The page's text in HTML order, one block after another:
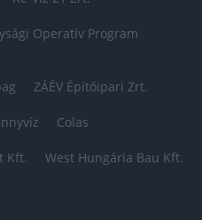
Operatív Program
ZÁÉV Építőipari Zrt.
Colas
Kft. West Hungária Bau Kft.